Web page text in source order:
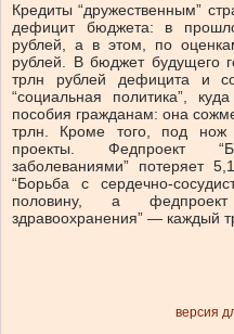
Кредиты “дружественным”
дефицит бюджета: в
рублей, а в этом, по
рублей. В бюджет будущего
трлн рублей дефицита и
“социальная политика”,
пособия гражданам: она
трлн. Кроме того, под нож
проекты. Федпроект
заболеваниями” потеряет
“Борьба с сердечно-
половину, а федпроект
здравоохранения” — каждый
версия